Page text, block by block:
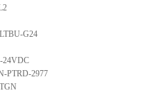
G24
24VDC
PTRD-2977